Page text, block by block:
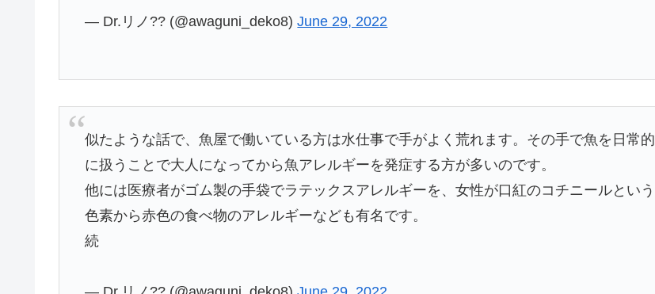
— Dr.リノ?? (@awaguni_deko8)June 29, 2022
似たような話で、魚屋で働いている方は水仕事で手がよく荒れます。その手で魚を日常的
に扱うことで大人になってから魚アレルギーを発症する方が多いのです。
他には医療者がゴム製の手袋でラテックスアレルギーを、女性が口紅のコチニールという
色素から赤色の食べ物のアレルギーなども有名です。
続